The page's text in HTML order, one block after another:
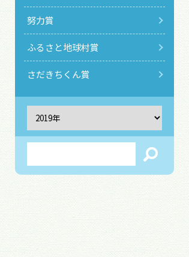
努力賞
ふるさと地球村賞
さだきちくん賞